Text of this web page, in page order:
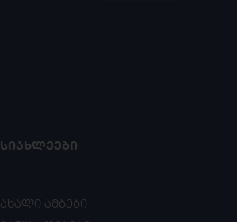
ᲡᲘᲐᲮᲚᲔᲔᲑᲘ
ახალი ამბები